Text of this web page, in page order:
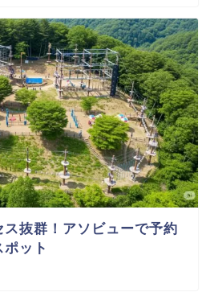
抜群！アソビューで予約
ット